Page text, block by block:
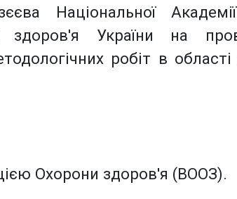
Національної
України на
робіт в
Охорони здоров'я (ВООЗ).